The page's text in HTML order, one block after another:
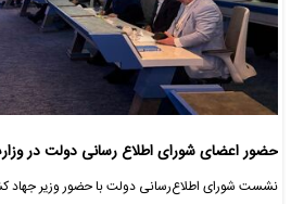
حضور اعضای شورای اطلاع رسانی دولت در
نشست شورای اطلاع‌رسانی دولت با حضور وزیر جهاد